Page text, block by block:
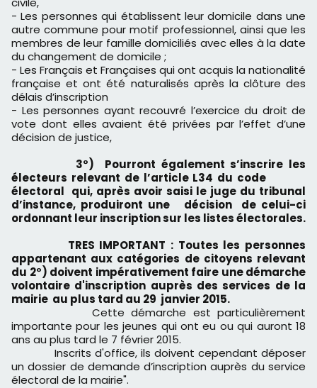
- Les personnes qui établissent leur domicile dans une
autre commune pour motif professionnel, ainsi que les
membres de leur famille domiciliés avec elles à la date
du changement de domicile ;
- Les Français et Françaises qui ont acquis la nationalité
française et ont été naturalisés après la clôture des
délais d’inscription
- Les personnes ayant recouvré l’exercice du droit de
vote dont elles avaient été privées par l’effet d’une
décision de justice,
3°) Pourront également s’inscrire les
électeurs relevant de l’article L34 du code
électoral qui, après avoir saisi le juge du tribunal
d’instance, produiront une décision de celui-ci
ordonnant leur inscription sur les listes électorales.
TRES IMPORTANT : Toutes les personnes
appartenant aux catégories de citoyens relevant
du 2°) doivent impérativement faire une démarche
volontaire d'inscription auprès des services de la
mairie au plus tard au 29 janvier 2015.
Cette démarche est particulièrement
importante pour les jeunes qui ont eu ou qui auront 18
ans au plus tard le 7 février 2015.
Inscrits d'office, ils doivent cependant déposer
un dossier de demande d’inscription auprès du service
électoral de la mairie".